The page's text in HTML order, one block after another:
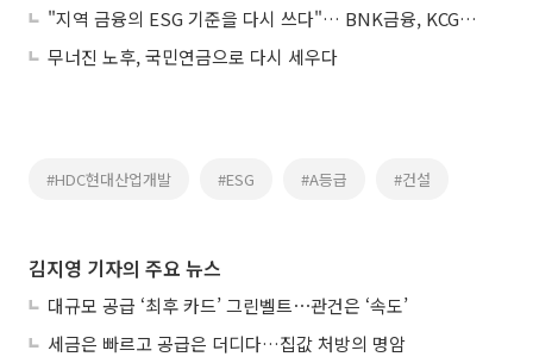
"지역 금융의 ESG 기준을 다시 쓰다"… BNK금융, KCGS 평가 4년 연속 A
무너진 노후, 국민연금으로 다시 세우다
#HDC현대산업개발 #ESG #A등급 #건설
김지영 기자의 주요 뉴스
대규모 공급 ‘최후 카드’ 그린벨트⋯관건은 ‘속도’
세금은 빠르고 공급은 더디다…집값 처방의 명암